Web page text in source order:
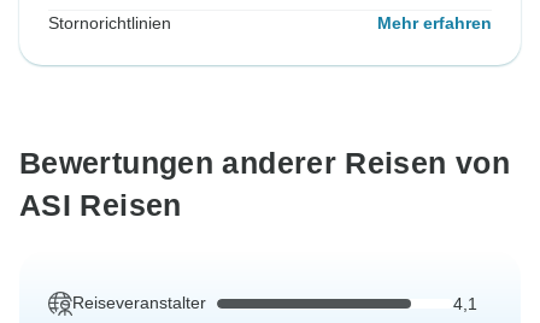
Stornorichtlinien Mehr erfahren
Bewertungen anderer Reisen von
ASI Reisen
Reiseveranstalter 4,1